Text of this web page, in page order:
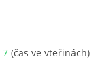
7 (čas ve vteřinách)